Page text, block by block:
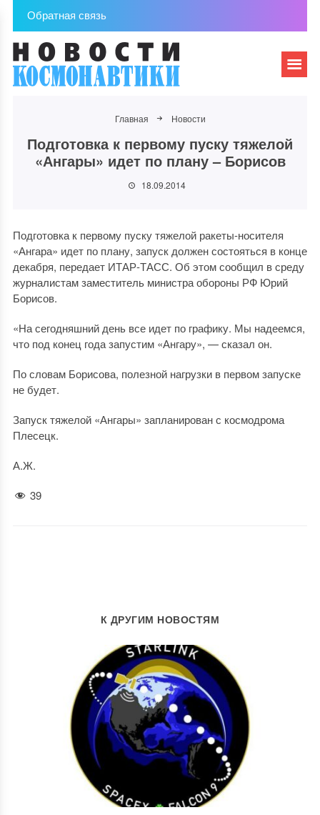
Обратная связь
Главная Новости
Подготовка к первому пуску тяжелой
«Ангары» идет по плану – Борисов
18.09.2014
Подготовка к первому пуску тяжелой ракеты-носителя
«Ангара» идет по плану, запуск должен состояться в конце
декабря, передает ИТАР-ТАСС. Об этом сообщил в среду
журналистам заместитель министра обороны РФ Юрий
Борисов.
«На сегодняшний день все идет по графику. Мы надеемся,
что под конец года запустим «Ангару», — сказал он.
По словам Борисова, полезной нагрузки в первом запуске
не будет.
Запуск тяжелой «Ангары» запланирован с космодрома
Плесецк.
А.Ж.
39
К ДРУГИМ НОВОСТЯМ